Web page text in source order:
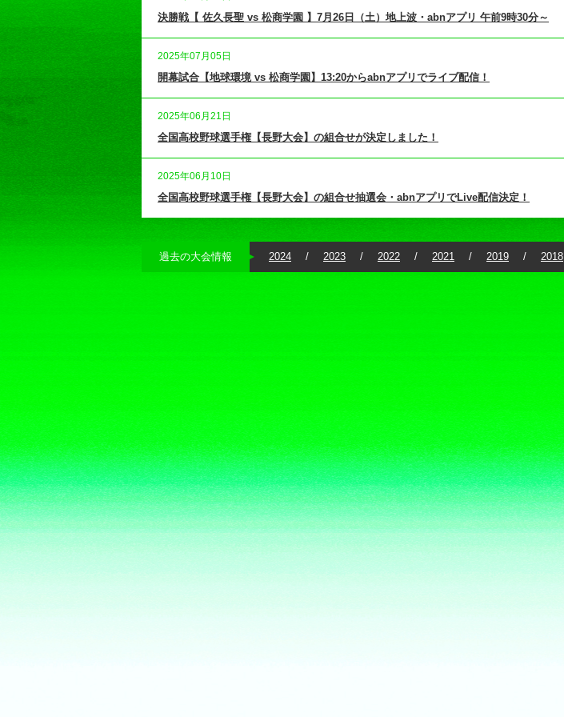
決勝戦【 佐久長聖 vs 松商学園 】7月26日（土）地上波・abnアプリ 午前9時30分～
2025年07月05日
開幕試合【地球環境 vs 松商学園】13:20からabnアプリでライブ配信！
2025年06月21日
全国高校野球選手権【長野大会】の組合せが決定しました！
2025年06月10日
全国高校野球選手権【長野大会】の組合せ抽選会・abnアプリでLive配信決定！
過去の大会情報 2024 2023 2022 2021 2019 2018